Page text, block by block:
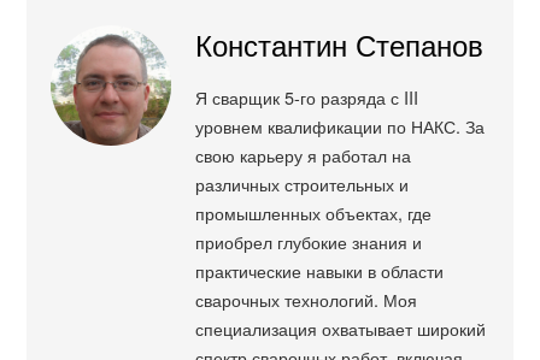
Константин Степанов
Я сварщик 5-го разряда с III
уровнем квалификации по НАКС. За
свою карьеру я работал на
различных строительных и
промышленных объектах, где
приобрел глубокие знания и
практические навыки в области
сварочных технологий. Моя
специализация охватывает широкий